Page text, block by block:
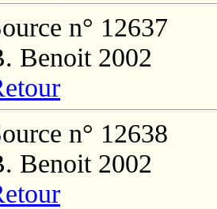
n° 12637
Benoit 2002
n° 12638
Benoit 2002